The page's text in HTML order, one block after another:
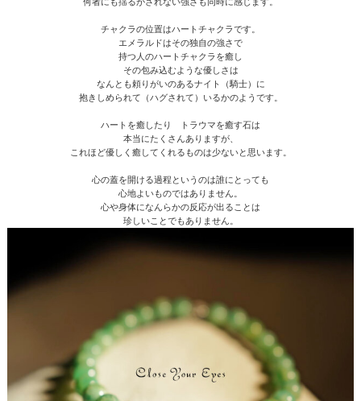
チャクラの位置はハートチャクラです。
エメラルドはその独自の強さで
持つ人のハートチャクラを癒し
その包み込むような優しさは
なんとも頼りがいのあるナイト（騎士）に
抱きしめられて（ハグされて）いるかのようです。
ハートを癒したり トラウマを癒す石は
本当にたくさんありますが、
これほど優しく癒してくれるものは少ないと思います。
心の蓋を開ける過程というのは誰にとっても
心地よいものではありません。
心や身体になんらかの反応が出ることは
珍しいことでもありません。